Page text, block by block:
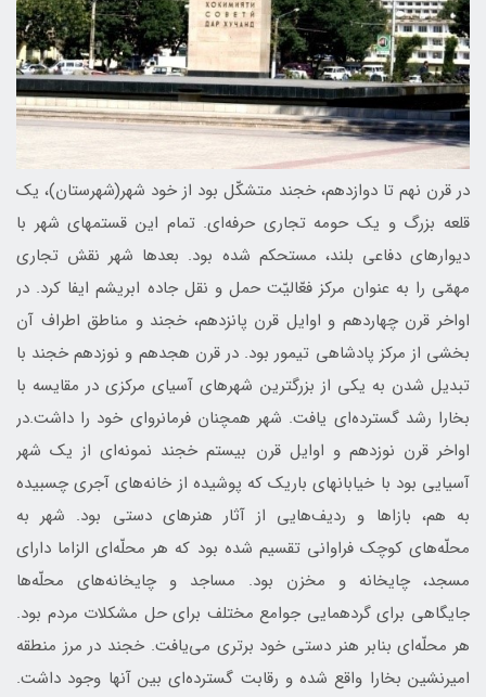
در قرن نهم تا دوازدهم، خجند متشكّل بود از خود شهر(شهرستان)، يك
قلعه بزرگ و يك حومه تجاری حرفه‌ای. تمام اين قستمهای شهر با
ديوارهای دفاعی بلند، مستحكم شده بود. بعدها شهر نقش تجاری
مهمّی را به عنوان مركز فعّاليّت حمل و نقل جاده ابريشم ايفا كرد. در
اواخر قرن چهاردهم و اوايل قرن پانزدهم، خجند و مناطق اطراف آن
بخشی از مركز پادشاهی تيمور بود. در قرن هجدهم و نوزدهم خجند با
تبديل شدن به يكی از بزرگترين شهرهای آسيای مركزی در مقايسه با
بخارا رشد گسترده‌ای يافت. شهر همچنان فرمانروای خود را داشت.در
اواخر قرن نوزدهم و اوايل قرن بيستم خجند نمونه‌ای از يك شهر
آسيايی بود با خيابانهای باريك كه پوشيده از خانه‌های آجری چسبيده
به هم، بازاها و رديف‌هايی از آثار هنرهای دستی بود. شهر به
محلّه‌های كوچك فراوانی تقسيم شده بود كه هر محلّه‌ای الزاما دارای
مسجد، چایخانه و مخزن بود. مساجد و چایخانه‌های محلّه‌ها
جايگاهی برای گردهمايی جوامع مختلف برای حل مشكلات مردم بود.
هر محلّه‌ای بنابر هنر دستی خود برتری می‌يافت. خجند در مرز منطقه
اميرنشين بخارا واقع شده و رقابت گسترده‌ای بين آنها وجود داشت.